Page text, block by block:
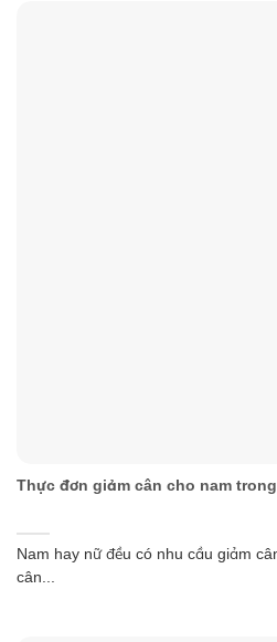
Thực đơn giảm cân cho nam
Nam hay nữ đều có nhu cầu giảm
cân...